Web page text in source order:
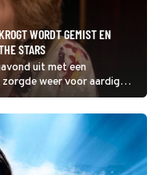
WORDT GEMIST EN
STARS
uit met een
weer voor aardig
No way back VIPS? We